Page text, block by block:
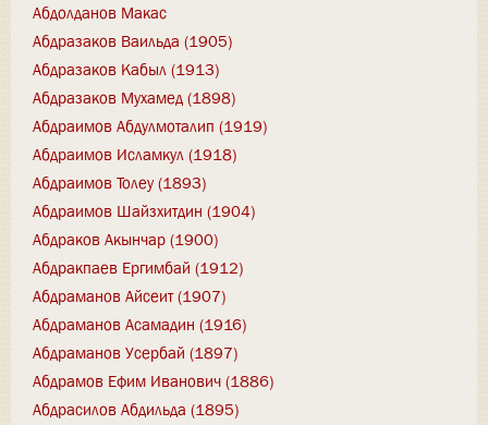
Абдолданов Макас
Абдразаков Ваильда (1905)
Абдразаков Кабыл (1913)
Абдразаков Мухамед (1898)
Абдраимов Абдулмоталип (1919)
Абдраимов Исламкул (1918)
Абдраимов Толеу (1893)
Абдраимов Шайзхитдин (1904)
Абдраков Акынчар (1900)
Абдракпаев Ергимбай (1912)
Абдраманов Айсеит (1907)
Абдраманов Асамадин (1916)
Абдраманов Усербай (1897)
Абдрамов Ефим Иванович (1886)
Абдрасилов Абдильда (1895)